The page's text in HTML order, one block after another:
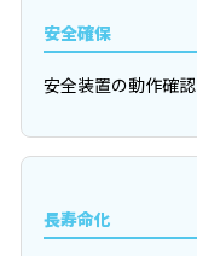
安全確保
安全装置の動作確
長寿命化